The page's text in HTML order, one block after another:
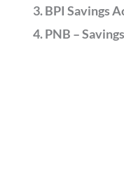
BPI Savings
PNB –